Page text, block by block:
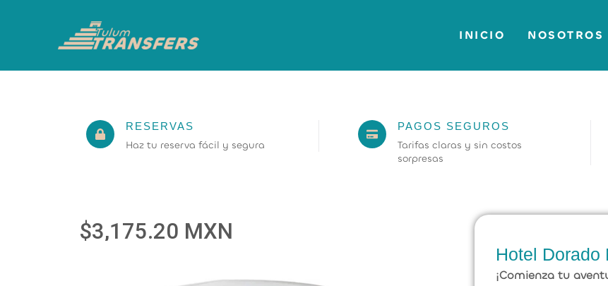
INICIO NOSOTROS
RESERVAS
Haz tu reserva fácil y segura
PAGOS SEGUROS
Tarifas claras y sin costos
sorpresas
$3,175.20 MXN
Hotel Dorado
¡Comienza tu